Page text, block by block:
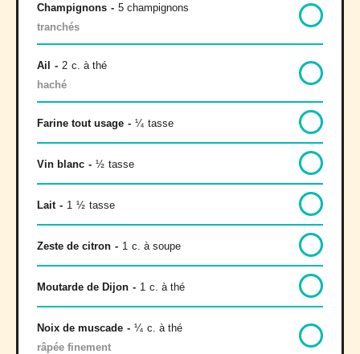
Champignons - 5 champignons
tranchés
Ail - 2 c. à thé
haché
Farine tout usage - ¼ tasse
Vin blanc - ½ tasse
Lait - 1 ½ tasse
Zeste de citron - 1 c. à soupe
Moutarde de Dijon - 1 c. à thé
Noix de muscade - ¼ c. à thé
râpée finement